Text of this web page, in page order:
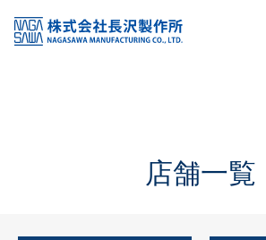
KSS加盟店・取扱店情報
店舗一覧
店舗一覧